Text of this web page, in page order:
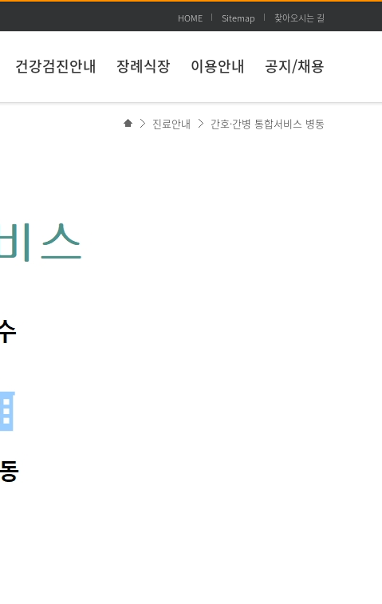
HOME Sitemap 찾아오시는 길
건강검진안내 장례식장 이용안내 공지/채용
진료안내 간호·간병 통합서비스 병동